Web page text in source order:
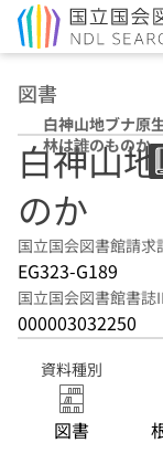
図書
白神山地ブナ原
林は誰のものか
白神山
のか
国立国会図書館請求
EG323-G189
国立国会図書館書誌
000003032250
資料種別
図書